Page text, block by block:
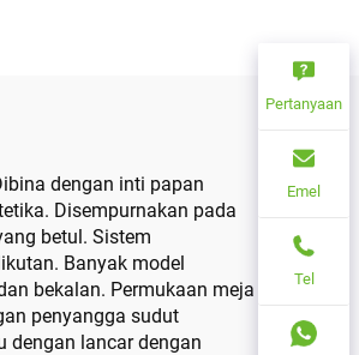
dengan inti papan
Disempurnakan pada
betul. Sistem
Banyak model
bekalan. Permukaan meja
penyangga sudut
dengan lancar dengan
Pertanyaan
Emel
Tel